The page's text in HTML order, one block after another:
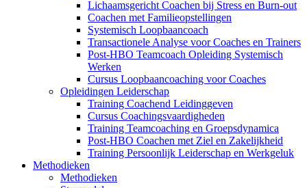
Lichaamsgericht Coachen bij Stress en Burn-out
Coachen met Familieopstellingen
Systemisch Loopbaancoach
Transactionele Analyse voor Coaches en Trainers
Post-HBO Teamcoach Opleiding Systemisch
Werken
Cursus Loopbaancoaching voor Coaches
Opleidingen Leiderschap
Training Coachend Leidinggeven
Cursus Coachingsvaardigheden
Training Teamcoaching en Groepsdynamica
Post-HBO Coachen met Ziel en Zakelijkheid
Training Persoonlijk Leiderschap en Werkgeluk
Methodieken
Methodieken